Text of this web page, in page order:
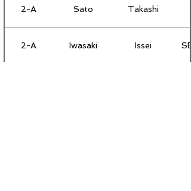
2-A Sato Takashi
2-A Iwasaki Issei